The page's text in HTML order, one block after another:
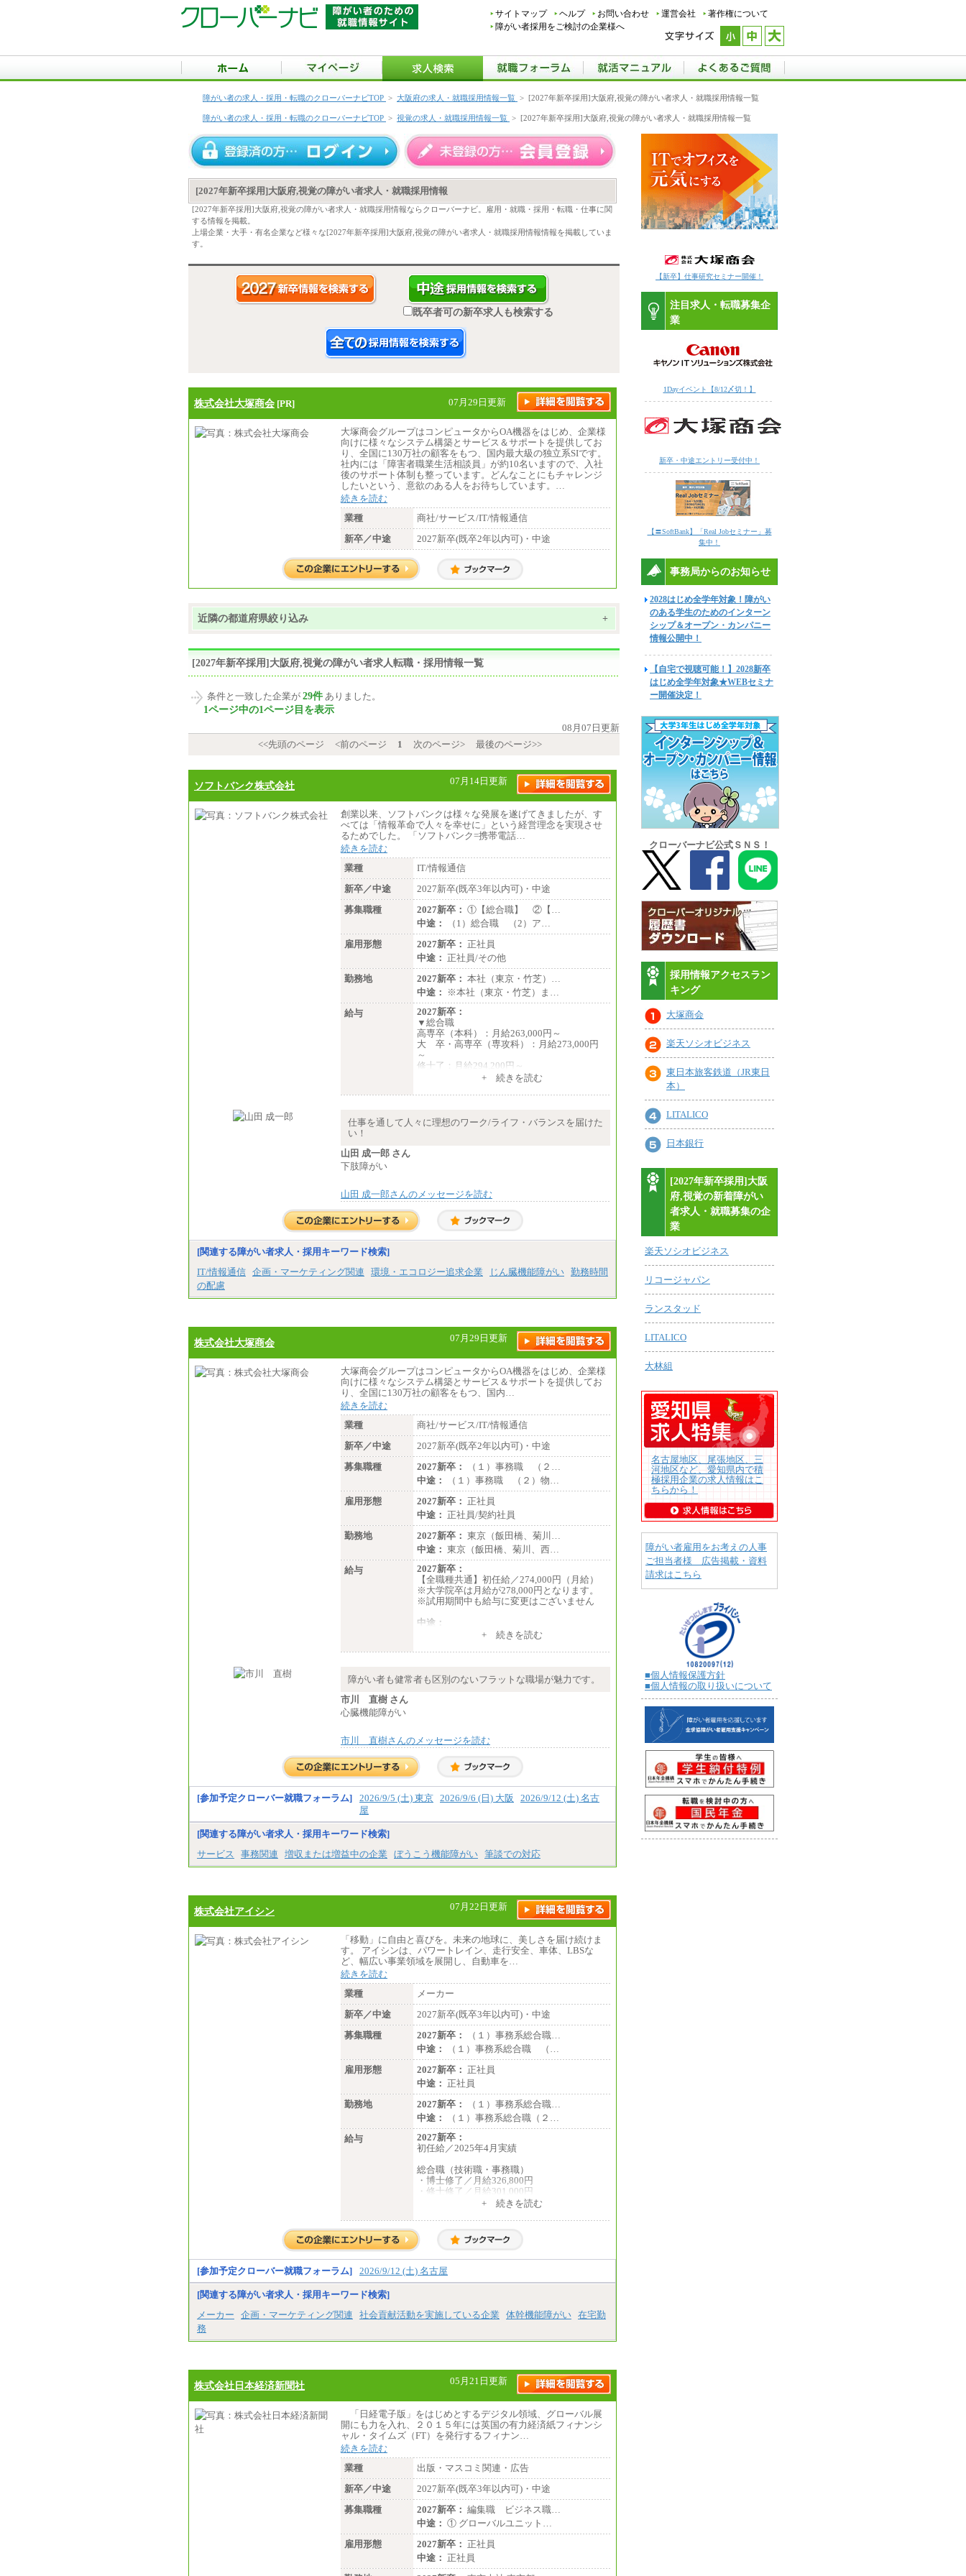
サイトマップ ヘルプ お問い合わせ 運営会社
著作権について
障がい者採用をご検討の企業様へ
障がい者の求人・採用・転職のクローバーナビTOP > 大阪府の求人・就職採用情報一覧 > [2027年新卒採用]大阪府,視覚の障がい者求人・就職採用情報一覧
障がい者の求人・採用・転職のクローバーナビTOP > 視覚の求人・就職採用情報一覧 > [2027年新卒採用]大阪府,視覚の障がい者求人・就職採用情報一覧
[2027年新卒採用]大阪府,視覚の障がい者求人・就職採用情報
[2027年新卒採用]大阪府,視覚の障がい者求人・就職採用情報ならクローバーナビ。雇用・就職・採用・転職・仕事に関
する情報を掲載。
上場企業・大手・有名企業など様々な[2027年新卒採用]大阪府,視覚の障がい者求人・就職採用情報情報を掲載していま
す。
既卒者可の新卒求人も検索する
株式会社大塚商会 [PR] 07月29日更新
大塚商会グループはコンピュータからOA機器をはじめ、企業様
向けに様々なシステム構築とサービス＆サポートを提供してお
り、全国に130万社の顧客をもつ、国内最大級の独立系SIです。
社内には「障害者職業生活相談員」が約10名いますので、入社
後のサポート体制も整っています。どんなことにもチャレンジ
したいという、意欲のある人をお待ちしています。…
続きを読む
業種
商社/サービス/IT/情報通信
新卒／中途
2027新卒(既卒2年以内可)・中途
近隣の都道府県絞り込み +
[2027年新卒採用]大阪府,視覚の障がい者求人転職・採用情報一覧
条件と一致した企業が 29件 ありました。
1ページ中の1ページ目を表示
08月07日更新
<<先頭のページ
<前のページ 1 次のページ> 最後のページ>>
ソフトバンク株式会社 07月14日更新
創業以来、ソフトバンクは様々な発展を遂げてきましたが、す
べては「情報革命で人々を幸せに」という経営理念を実現させ
るためでした。 「ソフトバンク=携帯電話…
続きを読む
業種
IT/情報通信
新卒／中途
2027新卒(既卒3年以内可)・中途
募集職種
2027新卒： ①【総合職】 ②【…
中途：
（1）総合職 （2）ア…
雇用形態
2027新卒： 正社員
中途： 正社員/その他
勤務地
2027新卒： 本社（東京・竹芝）…
中途：
※本社（東京・竹芝）ま…
給与
2027新卒：
▼総合職
高専卒（本科）：月給263,000円～
大 卒・高専卒（専攻科）：月給273,000円
～
修士了：月給294,200円～
博士了：月給304,800円～
※卓越した能力、高度な技術や実績をお持ち
揮できると認められる場合は、 上記の給与に
関わらず個別設定することがあります
※営業職に支給するインセンティブは除く
※試用期間中も給与に変更はございません
中途：
基本月給／20万5000円以上(正社員・準社
※経験、能力を考慮の上、当社規定によ
※別途、Workstyle支援金(月額4,000円）
+ 続きを読む
仕事を通して人々に理想のワーク/ライフ・バランスを届けた
い！
山田 成一郎 さん
下肢障がい
山田 成一郎さんのメッセージを読む
[関連する障がい者求人・採用キーワード検索]
IT/情報通信 企画・マーケティング関連 環境・エコロジー追求企業 じん臓機能障がい 勤務時間
の配慮
株式会社大塚商会 07月29日更新
大塚商会グループはコンピュータからOA機器をはじめ、企業様
向けに様々なシステム構築とサービス＆サポートを提供してお
り、全国に130万社の顧客をもつ、国内…
続きを読む
業種
商社/サービス/IT/情報通信
新卒／中途
2027新卒(既卒2年以内可)・中途
募集職種
2027新卒：
（１）事務職 （２…
中途：
（１）事務職 （２）物…
雇用形態
2027新卒： 正社員
中途： 正社員/契約社員
勤務地
2027新卒： 東京（飯田橋、菊川…
中途： 東京（飯田橋、菊川、西…
給与
2027新卒：
【全職種共通】初任給／274,000円（月給）
※大学院卒は月給が278,000円となります。
※試用期間中も給与に変更はございません
中途：
（１）～（４）274,000円（月給）～
（５）235,000円（月給）～
※経験・年齢などを考慮のうえ、当社規程に
※業務内容・勤務形態に応じて、上記給与の
範囲内でご相談をさせていただく事がありま
+ 続きを読む
障がい者も健常者も区別のないフラットな職場が魅力です。
市川 直樹 さん
心臓機能障がい
市川 直樹さんのメッセージを読む
[参加予定クローバー就職フォーラム] 2026/9/5 (土) 東京 2026/9/6 (日) 大阪
2026/9/12 (土) 名古
屋
[関連する障がい者求人・採用キーワード検索]
サービス
事務関連 増収または増益中の企業 ぼうこう機能障がい 筆談での対応
株式会社アイシン 07月22日更新
「移動」に自由と喜びを。未来の地球に、美しさを届け続けま
す。 アイシンは、パワートレイン、走行安全、車体、LBSな
ど、幅広い事業領域を展開し、自動車を…
続きを読む
業種
メーカー
新卒／中途
2027新卒(既卒3年以内可)・中途
募集職種
2027新卒：
（１）事務系総合職…
中途：
（１）事務系総合職 （…
雇用形態
2027新卒： 正社員
中途： 正社員
勤務地
2027新卒：
（１）事務系総合職…
中途：
（１）事務系総合職（２…
給与
2027新卒：
初任給／2025年4月実績
総合職（技術職・事務職）
・博士修了／月給326,800円
・修士修了／月給301,000円
・大学卒／月給282,000円
・高専卒（専攻科）／月給282,000円
・高専卒（本科）／月給256,000円
一般事務職
0円
・高専卒（専攻科）／月給206,400円
・専門卒（2年）／月給197,800円
想定年収：490万円～1,100万円
・1,090万円/38歳・月給59万円 *残業代・
家族手当対象外
月給：190,000円～
想定年収：340万円～610万円
年収例：
・460万円/28歳・月給26万円
・520万円/32歳・月給29万円
（４）
月給：201,000円～
想定年収：360万円～680万円
年収例：
・520万円/32歳・月給29万円
+ 続きを読む
[参加予定クローバー就職フォーラム] 2026/9/12 (土) 名古屋
[関連する障がい者求人・採用キーワード検索]
メーカー
企画・マーケティング関連 社会貢献活動を実施している企業 体幹機能障がい 在宅勤
務
株式会社日本経済新聞社 05月21日更新
「日経電子版」をはじめとするデジタル領域、グローバル展
開にも力を入れ、２０１５年には英国の有力経済紙フィナンシ
ャル・タイムズ（FT）を発行するフィナン…
続きを読む
業種
出版・マスコミ関連・広告
新卒／中途
2027新卒(既卒3年以内可)・中途
募集職種
2027新卒： 編集職 ビジネス職…
中途： ① グローバルユニット…
雇用形態
2027新卒： 正社員
中途： 正社員
【新卒】仕事研究セミナー開催！
注目求人・転職募集企
業
1Dayイベント【8/12〆切！】
新卒・中途エントリー受付中！
【〓SoftBank】「Real Jobセミナー」募
集中！
事務局からのお知らせ
2028はじめ全学年対象！障がい
のある学生のためのインターン
シップ＆オープン・カンパニー
情報公開中！
【自宅で視聴可能！】2028新卒
はじめ全学年対象★WEBセミナ
ー開催決定！
クローバーナビ公式ＳＮＳ！
採用情報アクセスラン
キング
大塚商会
楽天ソシオビジネス
東日本旅客鉄道（JR東日
本）
LITALICO
日本銀行
[2027年新卒採用]大阪
府,視覚の新着障がい
者求人・就職募集の企
業
楽天ソシオビジネス
リコージャパン
ランスタッド
LITALICO
大林組
名古屋地区、尾張地区、三
河地区など、愛知県内で積
極採用企業の求人情報はこ
ちらから！
障がい者雇用をお考えの人事
ご担当者様 広告掲載・資料
請求はこちら
■個人情報保護方針
■個人情報の取り扱いについて